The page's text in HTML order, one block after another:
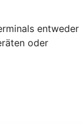
entweder
oder